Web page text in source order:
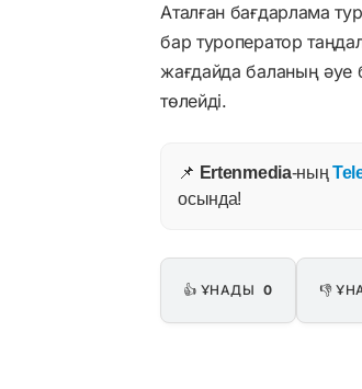
Аталған бағдарлама
бар туроператор
жағдайда баланың әуе
төлейді.
📌 Ertenmedia-ның
осында!
👍 ҰНАДЫ 0 👎